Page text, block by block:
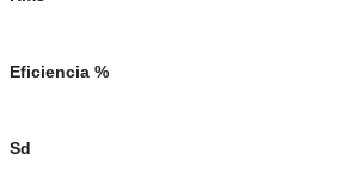
Eficiencia %
Sd